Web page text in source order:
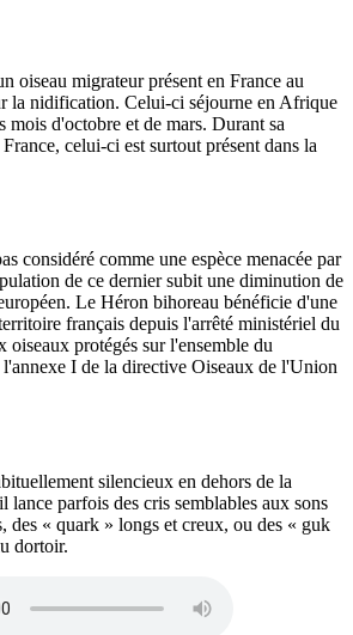
oiseau migrateur présent en France au
la nidification. Celui-ci séjourne en Afrique
mois d'octobre et de mars. Durant sa
celui-ci est surtout présent dans la
considéré comme une espèce menacée par
de ce dernier subit une diminution de
Le Héron bihoreau bénéficie d'une
français depuis l'arrêté ministériel du
protégés sur l'ensemble du
I de la directive Oiseaux de l'Union
silencieux en dehors de la
lance parfois des cris semblables aux sons
des « quark » longs et creux, ou des « guk
dortoir.